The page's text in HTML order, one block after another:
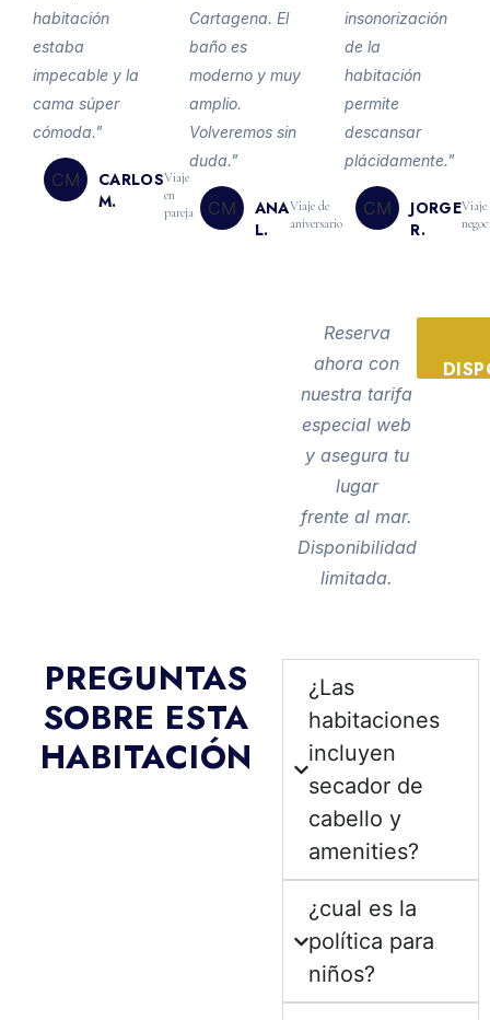
habitación
estaba
impecable y la
cama súper
cómoda."
CM
CARLOS
M.
Viaje
en
pareja
Cartagena. El
baño es
moderno y muy
amplio.
Volveremos sin
duda."
CM
ANA
L.
Viaje de
aniversario
insonorización
de la
habitación
permite
descansar
plácidamente."
CM
JORGE
R.
Viaje
Reserva
ahora con
nuestra tarifa
especial web
y asegura tu
lugar
frente al mar.
Disponibilidad
limitada.
PREGUNTAS
SOBRE ESTA
HABITACIÓN
¿Las
habitaciones
incluyen
secador de
cabello y
amenities?
¿cual es la
política para
niños?